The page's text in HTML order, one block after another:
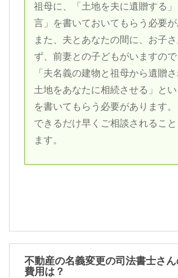
祖母に、「土地を夫に遺贈する
言」を書いておいてもらう必要が
また、夫とあなたの間に、お子
ず、前妻との子どもがいますの
「夫名義の建物と祖母から遺贈
土地をあなたに相続させる」とい
を書いてもらう必要があります。
できるだけ早くご相談されるこ
ます。
不動産の名義変更の司法書士さ
費用は？